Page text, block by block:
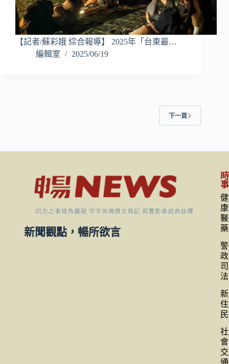
【記者/蘇彩娥 綜合報導】 2025年「台東最…
編輯室
2025/06/19
下一頁
新聞觀點，暢所欲言
時
事
健
康
醫
藥
警
政
司
法
新
住
民
社
會
交